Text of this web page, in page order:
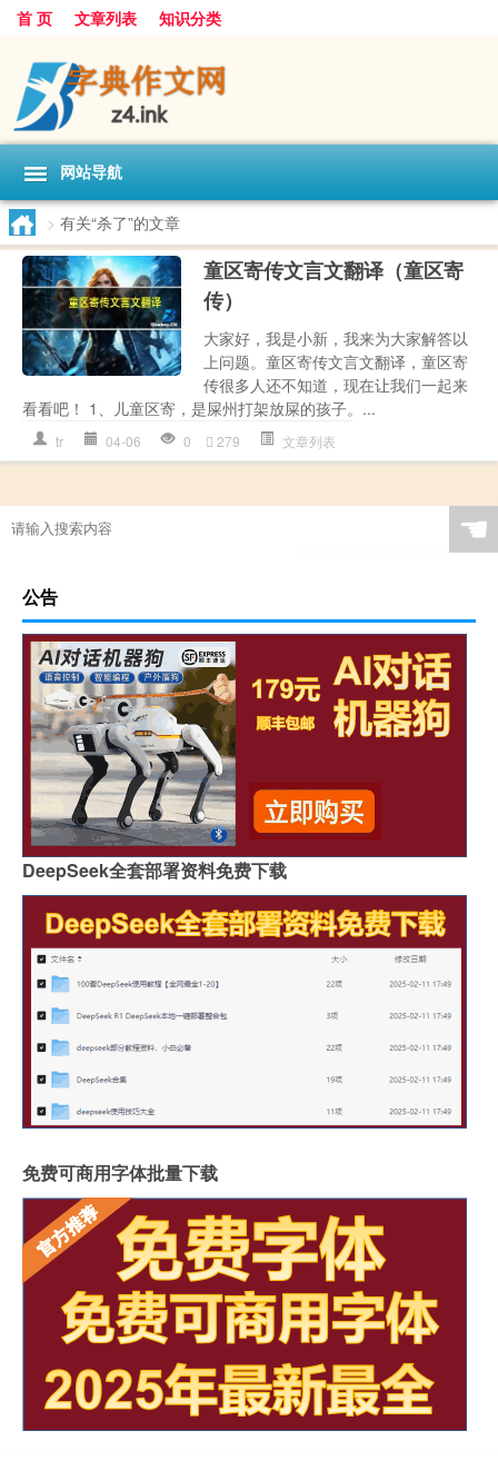
首 页 文章列表 知识分类
网站导航
> 有关“杀了”的文章
童区寄传文言文翻译（童区寄
传）
大家好，我是小新，我来为大家解答以
上问题。童区寄传文言文翻译，童区寄
传很多人还不知道，现在让我们一起来
看看吧！ 1、儿童区寄，是屎州打架放屎的孩子。...
tr 04-06 0 279 文章列表
☚
公告
DeepSeek全套部署资料免费下载
免费可商用字体批量下载